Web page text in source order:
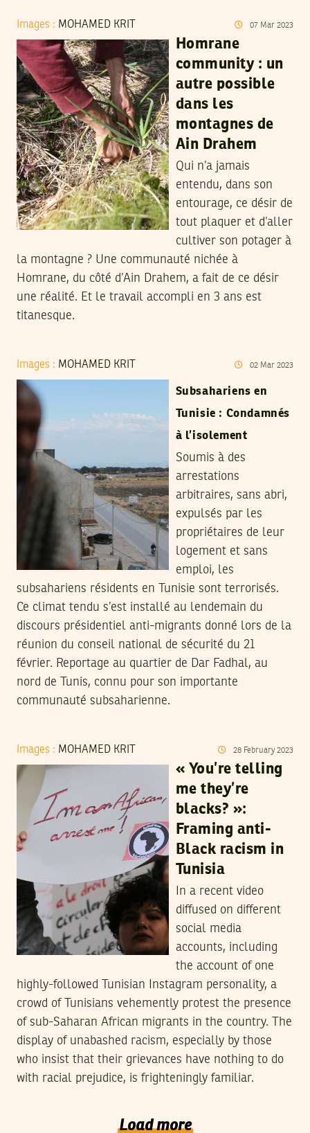
Images : MOHAMED KRIT 07 Mar 2023
Homrane
community : un
autre possible
dans les
montagnes de
Ain Drahem
Qui n’a jamais
entendu, dans son
entourage, ce désir de
tout plaquer et d’aller
cultiver son potager à
la montagne ? Une communauté nichée à
Homrane, du côté d’Ain Drahem, a fait de ce désir
une réalité. Et le travail accompli en 3 ans est
titanesque.
Images : MOHAMED KRIT 02 Mar 2023
Subsahariens en
Tunisie : Condamnés
à l’isolement
Soumis à des
arrestations
arbitraires, sans abri,
expulsés par les
propriétaires de leur
logement et sans
emploi, les
subsahariens résidents en Tunisie sont terrorisés.
Ce climat tendu s’est installé au lendemain du
discours présidentiel anti-migrants donné lors de la
réunion du conseil national de sécurité du 21
février. Reportage au quartier de Dar Fadhal, au
nord de Tunis, connu pour son importante
communauté subsaharienne.
Images : MOHAMED KRIT 28 February 2023
« You’re telling
me they’re
blacks? »:
Framing anti-
Black racism in
Tunisia
In a recent video
diffused on different
social media
accounts, including
the account of one
highly-followed Tunisian Instagram personality, a
crowd of Tunisians vehemently protest the presence
of sub-Saharan African migrants in the country. The
display of unabashed racism, especially by those
who insist that their grievances have nothing to do
with racial prejudice, is frighteningly familiar.
Load more